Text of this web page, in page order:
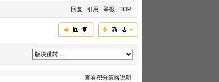
回复 引用 举报 TOP
查看积分策略说明